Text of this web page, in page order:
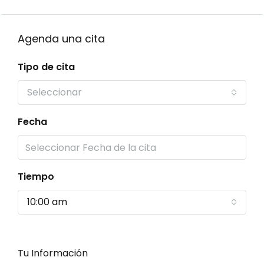
Agenda una cita
Tipo de cita
Seleccionar
Fecha
Tiempo
10:00 am
Tu Información